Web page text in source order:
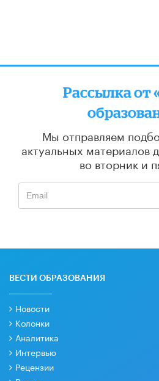
Рассылка от
Мы отправляем
актуальных материалов
во вторник и
ВЕСТИ ОБРАЗОВАНИЯ
Новости
Колонки
Аналитика
Интервью
Рецензии